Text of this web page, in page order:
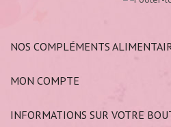
NOS COMPLÉMENTS
MON COMPTE
INFORMATIONS SUR VOTRE